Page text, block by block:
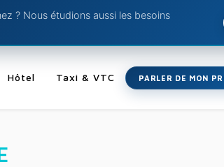
? Nous étudions aussi les besoins
Hôtel Taxi & VTC PARLER DE MON